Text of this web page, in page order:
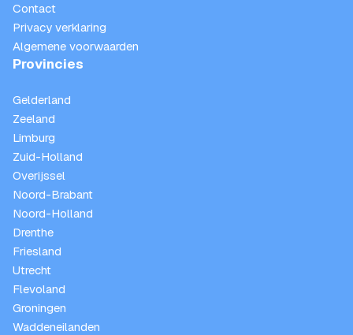
Contact
Privacy verklaring
Algemene voorwaarden
Provincies
Gelderland
Zeeland
Limburg
Zuid-Holland
Overijssel
Noord-Brabant
Noord-Holland
Drenthe
Friesland
Utrecht
Flevoland
Groningen
Waddeneilanden